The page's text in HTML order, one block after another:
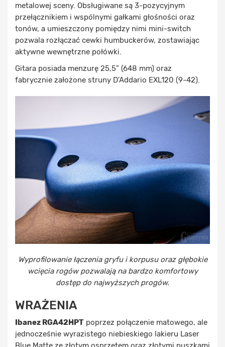
metalowej sceny. Obsługiwane są 3-pozycyjnym
przełącznikiem i wspólnymi gałkami głośności oraz
tonów, a umieszczony pomiędzy nimi mini-switch
pozwala rozłączać cewki humbuckerów, zostawiając
aktywne wewnętrzne połówki.
Gitara posiada menzurę 25,5” (648 mm) oraz
fabrycznie założone struny D'Addario EXL120 (9-42).
Wyprofilowanie łączenia gryfu i korpusu oraz głębokie
wcięcia rogów pozwalają na bardzo komfortowy
dostęp do najwyższych progów.
WRAŻENIA
Ibanez RGA42HPT poprzez połączenie matowego, ale
jednocześnie wyrazistego niebieskiego lakieru Laser